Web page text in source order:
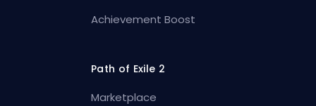
Achievement Boost
Path of Exile 2
Marketplace